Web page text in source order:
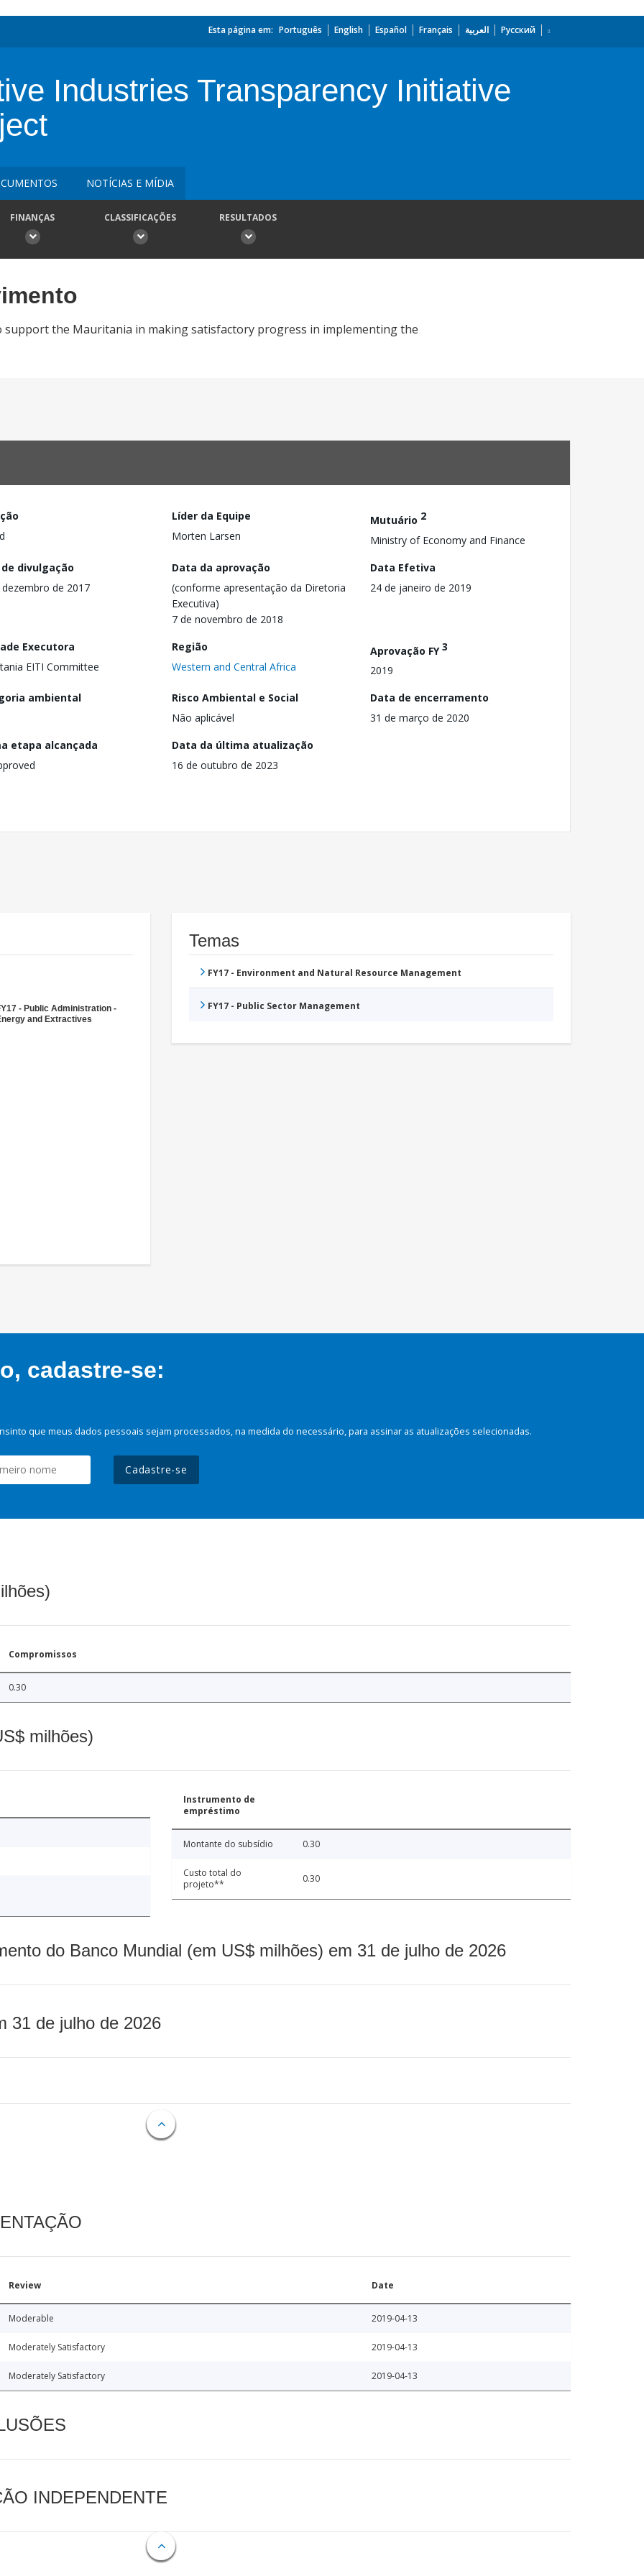
Esta página em: Português English Español Français العربية Русский
Industries Transparency Initiative
NOTÍCIAS E MÍDIA
FINANÇAS CLASSIFICAÇÕES RESULTADOS
support the Mauritania in making satisfactory progress in implementing the
Líder da Equipe
Morten Larsen
Mutuário 2
Ministry of Economy and Finance
divulgação
de 2017
Data da aprovação
(conforme apresentação da Diretoria
Executiva)
7 de novembro de 2018
Data Efetiva
24 de janeiro de 2019
Executora
EITI Committee
Região
Western and Central Africa
Aprovação FY3
2019
ambiental
Risco Ambiental e Social
Não aplicável
Data de encerramento
31 de março de 2020
etapa alcançada
Data da última atualização
16 de outubro de 2023
- Public Administration -
and Extractives
Temas
FY17 - Environment and Natural Resource Management
FY17 - Public Sector Management
cadastre-se:
que meus dados pessoais sejam processados, na medida do necessário, para assinar as atualizações selecionadas.
Cadastre-se
Compromissos
0.30
milhões)
Instrumento de
empréstimo
Montante do subsídio 0.30
Custo total do
projeto**
0.30
do Banco Mundial (em US$ milhões) em 31 de julho de 2026
31 de julho de 2026
Review Date
Moderable 2019-04-13
Moderately Satisfactory 2019-04-13
Moderately Satisfactory 2019-04-13
INDEPENDENTE